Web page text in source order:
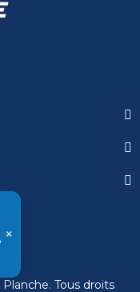
×
Tous droits